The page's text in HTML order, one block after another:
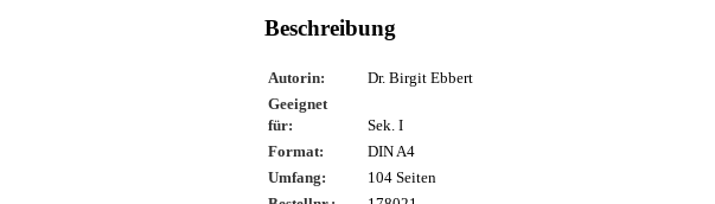
Beschreibung
Autorin:
Dr. Birgit Ebbert
Geeignet
für:
Sek. I
Format:
DIN A4
Umfang:
104 Seiten